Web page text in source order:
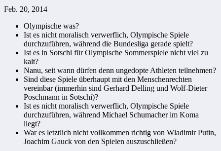
Feb. 20, 2014
Olympische was?
Ist es nicht moralisch verwerflich, Olympische Spiele
durchzuführen, während die Bundesliga gerade spielt?
Ist es in Sotschi für Olympische Sommerspiele nicht viel zu
kalt?
Nanu, seit wann dürfen denn ungedopte Athleten teilnehmen?
Sind diese Spiele überhaupt mit den Menschenrechten
vereinbar (immerhin sind Gerhard Delling und Wolf-Dieter
Poschmann in Sotschi)?
Ist es nicht moralisch verwerflich, Olympische Spiele
durchzuführen, während Michael Schumacher im Koma
liegt?
War es letztlich nicht vollkommen richtig von Wladimir Putin,
Joachim Gauck von den Spielen auszuschließen?